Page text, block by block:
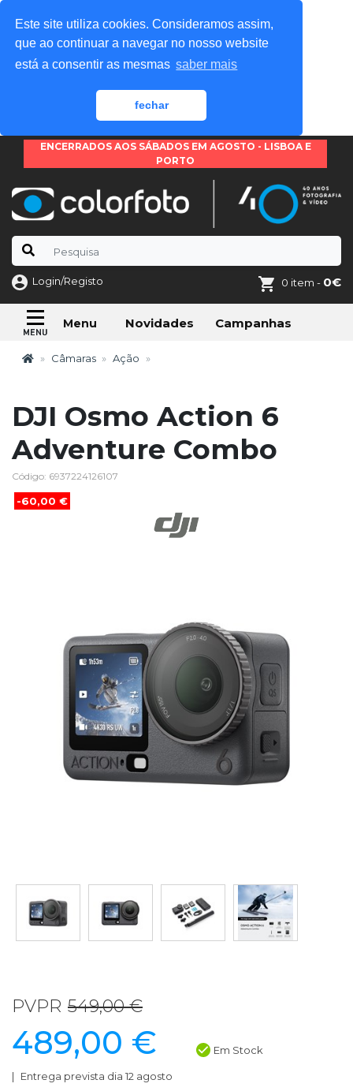
Este site utiliza cookies. Consideramos assim,
que ao continuar a navegar no nosso website
está a consentir as mesmas saber mais
fechar
ENCERRADOS AOS SÁBADOS EM AGOSTO - LISBOA E
PORTO
Login/Registo 0 item - 0€
Menu Novidades Campanhas
Câmaras Ação
DJI Osmo Action 6
Adventure Combo
Código: 6937224126107
-60,00 €
PVPR 549,00 €
489,00 € Em Stock
Entrega prevista dia 12 agosto